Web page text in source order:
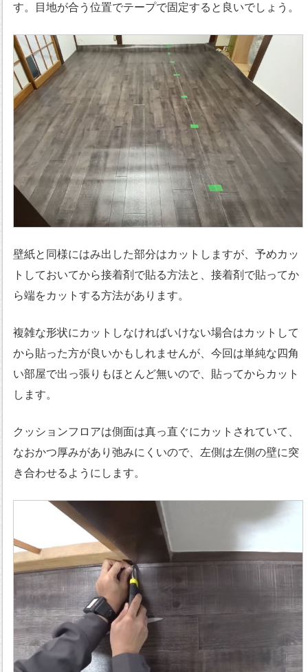
す。目地が合う位置でテープで固定すると良いでしょう。
壁紙と同様にはみ出した部分はカットしますが、予めカッ
トしておいてから接着剤で貼る方法と、接着剤で貼ってか
ら端をカットする方法があります。
複雑な形状にカットしなければいけない場合はカットして
から貼った方が良いかもしれませんが、今回は単純な四角
い部屋で出っ張りもほとんど無いので、貼ってからカット
します。
クッションフロアは側面は真っ直ぐにカットされていて、
なおかつ厚みがあり弛みにくいので、左側は左側の壁に突
き合わせるようにします。